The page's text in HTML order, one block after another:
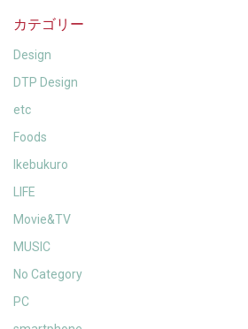
カテゴリー
Design
DTP Design
etc
Foods
Ikebukuro
LIFE
Movie&TV
MUSIC
No Category
PC